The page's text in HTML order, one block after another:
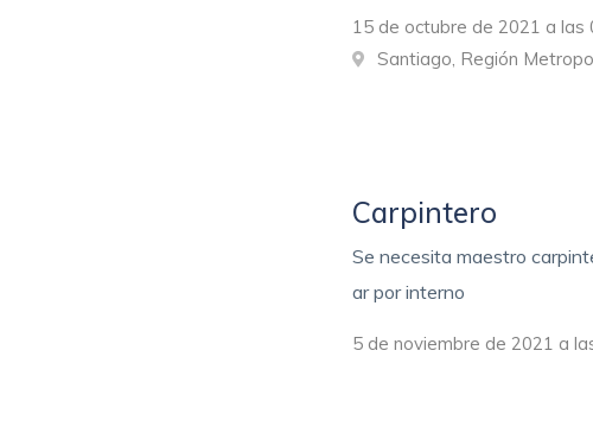
15 de octubre de 2021 a las
Santiago, Región
Carpintero
Se necesita maestro
ar por interno
5 de noviembre de 2021 a